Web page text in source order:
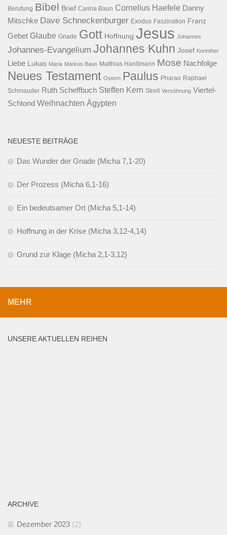
Berufung Bibel Brief Carina Baun Cornelius Haefele Danny
Mitschke Dave Schneckenburger Exodus Faszination Franz
Gebet Glaube Gnade Gott Hoffnung Jesus Johannes
Johannes-Evangelium Johannes Kuhn Josef Korinther
Liebe Lukas Maria Markus Baun Matthias Hanßmann Mose Nachfolge
Neues Testament Ostern Paulus Pharao Raphael
Schmauder Ruth Scheffbuch Steffen Kern Streit Versöhnung Viertel-
Schtond Weihnachten Ägypten
NEUESTE BEITRÄGE
Das Wunder der Gnade (Micha 7,1-20)
Der Prozess (Micha 6,1-16)
Ein bedeutsamer Ort (Micha 5,1-14)
Hoffnung in der Krise (Micha 3,12-4,14)
Grund zur Klage (Micha 2,1-3,12)
MEHR
UNSERE AKTUELLEN REIHEN
ARCHIVE
Dezember 2023 (2)